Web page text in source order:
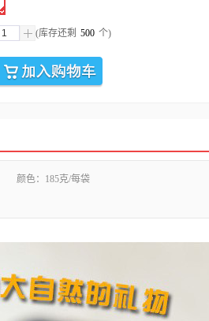
(库存还剩 500 个)
颜色： 185克/每袋